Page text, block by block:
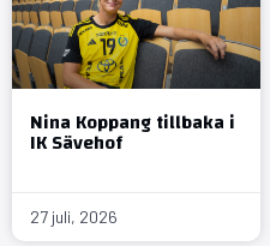
Nina Koppang tillbaka i
IK Sävehof
27 juli, 2026